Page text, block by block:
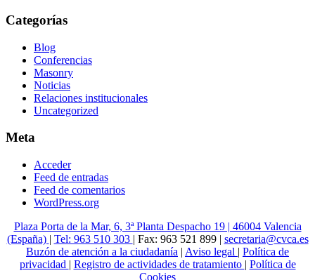
Categorías
Blog
Conferencias
Masonry
Noticias
Relaciones institucionales
Uncategorized
Meta
Acceder
Feed de entradas
Feed de comentarios
WordPress.org
Plaza Porta de la Mar, 6, 3ª Planta Despacho 19 | 46004 Valencia
(España) | Tel: 963 510 303 | Fax: 963 521 899 | secretaria@cvca.es
Buzón de atención a la ciudadanía | Aviso legal | Política de
privacidad | Registro de actividades de tratamiento | Política de
Cookies